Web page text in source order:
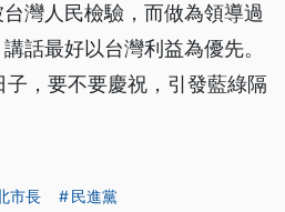
灣人民檢驗，而做為領導過
話最好以台灣利益為優先。
，要不要慶祝，引發藍綠隔
市長
民進黨